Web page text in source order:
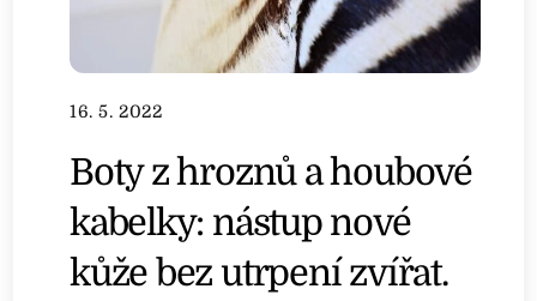
16. 5. 2022
Boty z hroznů a houbové
kabelky: nástup nové
kůže bez utrpení zvířat.